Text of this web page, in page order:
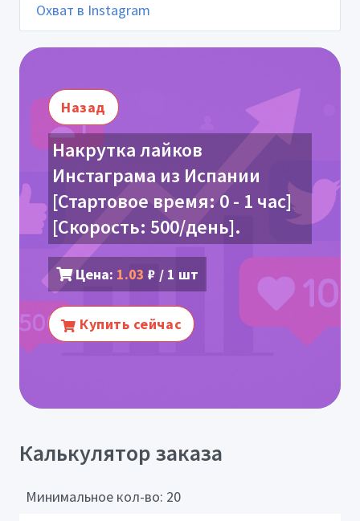
Охват в Instagram
Назад
Накрутка лайков
Инстаграма из Испании
[Стартовое время: 0 - 1 час]
[Скорость: 500/день].
Цена: 1.03 ₽ / 1 шт
Купить сейчас
Калькулятор заказа
Минимальное кол-во: 20